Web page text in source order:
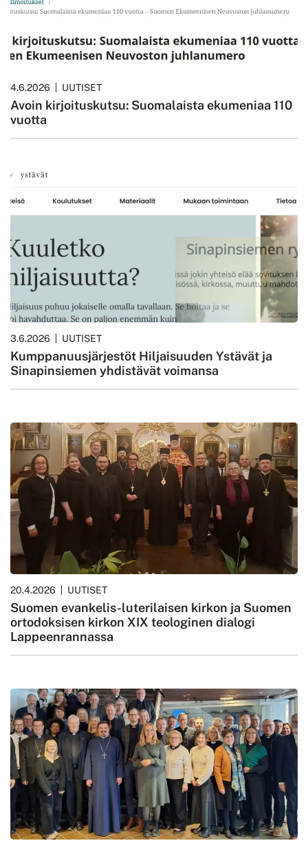
4.6.2026 UUTISET
Avoin kirjoituskutsu: Suomalaista ekumeniaa 110
vuotta
3.6.2026 UUTISET
Kumppanuusjärjestöt Hiljaisuuden Ystävät ja
Sinapinsiemen yhdistävät voimansa
20.4.2026 UUTISET
Suomen evankelis-luterilaisen kirkon ja Suomen
ortodoksisen kirkon XIX teologinen dialogi
Lappeenrannassa